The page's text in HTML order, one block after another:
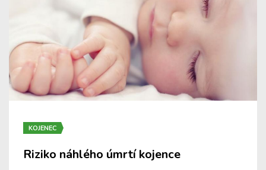
KOJENEC
Riziko náhlého úmrtí kojence